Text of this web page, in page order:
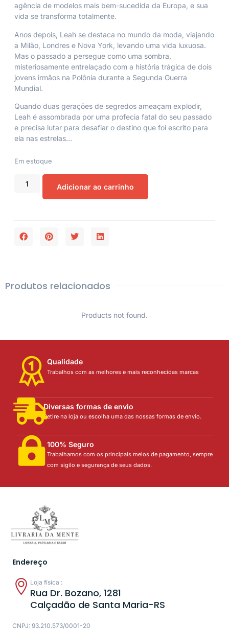
agência de modelos mais bem-sucedida da Europa, e sua
vida se transforma totalmente.
Anos depois, Leah se destaca no mundo da moda, viajando
a Milão, Londres e Nova York, levando uma vida luxuosa.
Mas o passado a persegue como uma sombra,
misteriosamente entrelaçado com a história trágica de dois
jovens irmãos na Polônia durante a Segunda Guerra
Mundial.
Quando duas gerações de segredos ameaçam explodir,
Leah é assombrada por uma profecia fatal do seu passado
e precisa lutar para desafiar o destino que foi escrito para
ela nas estrelas…
Em estoque
Adicionar ao carrinho
Produtos relacionados
Products not found.
Qualidade
Trabalhos com as melhores e mais reconhecidas marcas
Diversas formas de envio
Retire na loja ou escolha uma das nossas formas de envio.
100% Seguro
Trabalhamos com os principais meios de pagamento, sempre
com sigilo e segurança de seus dados.
Endereço
Loja física :
Rua Dr. Bozano, 1281
Calçadão de Santa Maria-RS
CNPJ: 93.210.573/0001-20